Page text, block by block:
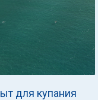
для купания